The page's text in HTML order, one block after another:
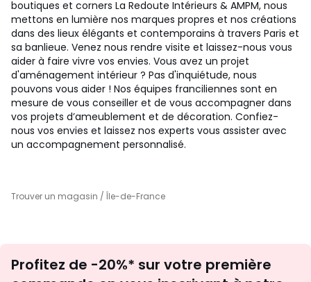
boutiques et corners La Redoute Intérieurs & AMPM, nous
mettons en lumière nos marques propres et nos créations
dans des lieux élégants et contemporains à travers Paris et
sa banlieue. Venez nous rendre visite et laissez-nous vous
aider à faire vivre vos envies. Vous avez un projet
d'aménagement intérieur ? Pas d'inquiétude, nous
pouvons vous aider ! Nos équipes franciliennes sont en
mesure de vous conseiller et de vous accompagner dans
vos projets d’ameublement et de décoration. Confiez-
nous vos envies et laissez nos experts vous assister avec
un accompagnement personnalisé.
Trouver un magasin / Île-de-France
newsletter
Profitez de -20%* sur votre première